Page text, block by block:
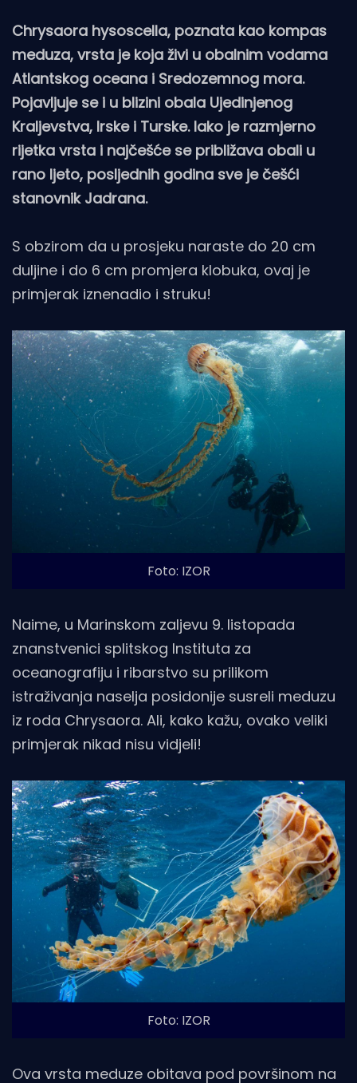
Chrysaora hysoscella, poznata kao kompas
meduza, vrsta je koja živi u obalnim vodama
Atlantskog oceana i Sredozemnog mora.
Pojavljuje se i u blizini obala Ujedinjenog
Kraljevstva, Irske i Turske. Iako je razmjerno
rijetka vrsta i najčešće se približava obali u
rano ljeto, posljednih godina sve je češći
stanovnik Jadrana.
S obzirom da u prosjeku naraste do 20 cm
duljine i do 6 cm promjera klobuka, ovaj je
primjerak iznenadio i struku!
Foto: IZOR
Naime, u Marinskom zaljevu 9. listopada
znanstvenici splitskog Instituta za
oceanografiju i ribarstvo su prilikom
istraživanja naselja posidonije susreli meduzu
iz roda Chrysaora. Ali, kako kažu, ovako veliki
primjerak nikad nisu vidjeli!
Foto: IZOR
Ova vrsta meduze obitava pod površinom na